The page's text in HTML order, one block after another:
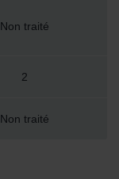
Non traité
2
Non traité